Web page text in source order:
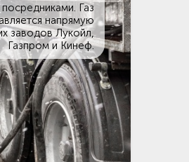
Газ
напрямую
заводов Лукойл,
Газпром и Кинеф.